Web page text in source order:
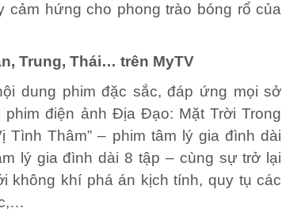
cảm hứng cho phong trào bóng rổ của
Trung, Thái… trên MyTV
dung phim đặc sắc, đáp ứng mọi sở
phim điện ảnh Địa Đạo: Mặt Trời Trong
Tình Thâm” – phim tâm lý gia đình dài
lý gia đình dài 8 tập – cùng sự trở lại
không khí phá án kịch tính, quy tụcác
,…